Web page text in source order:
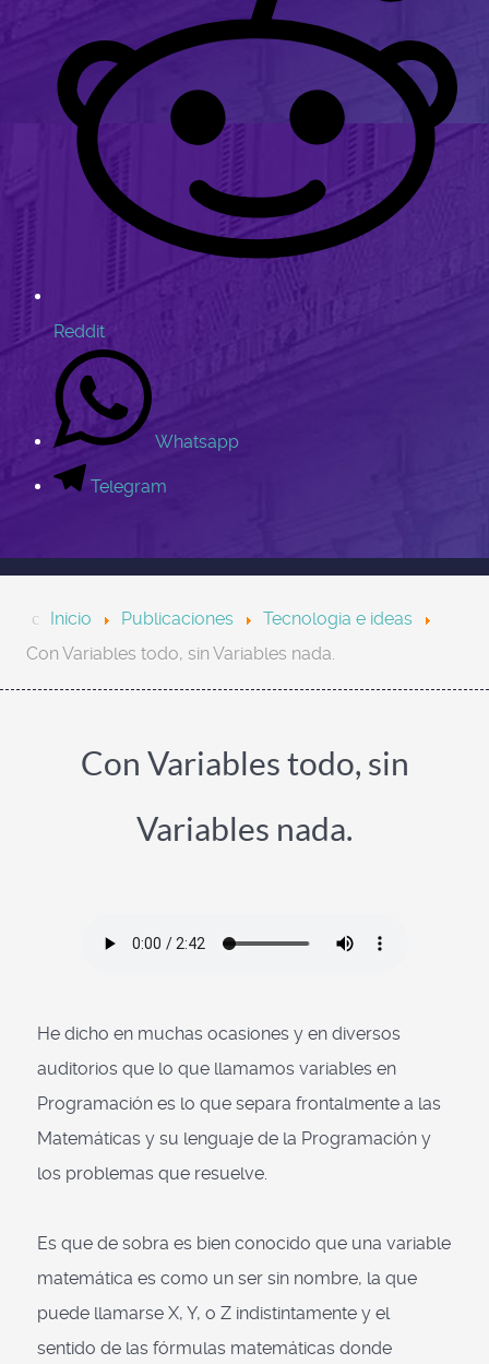
Reddit
Whatsapp
Telegram
Inicio Publicaciones
Tecnologia e ideas
Con Variables todo, sin Variables nada.
Con Variables todo, sin
Variables nada.
He dicho en muchas ocasiones y en diversos
auditorios que lo que llamamos variables en
Programación es lo que separa frontalmente a las
Matemáticas y su lenguaje de la Programación y
los problemas que resuelve.
Es que de sobra es bien conocido que una variable
matemática es como un ser sin nombre, la que
puede llamarse X, Y, o Z indistintamente y el
sentido de las fórmulas matemáticas donde